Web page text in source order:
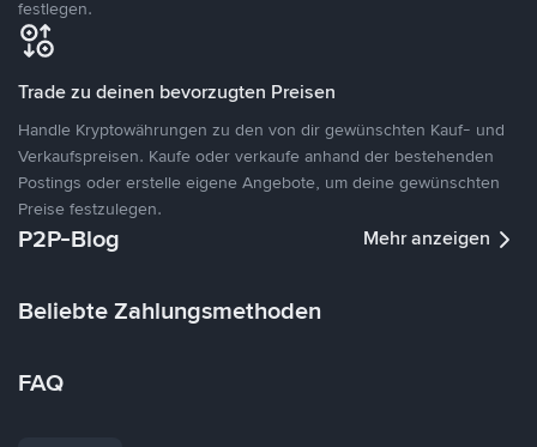
festlegen.
Trade zu deinen bevorzugten Preisen
Handle Kryptowährungen zu den von dir gewünschten Kauf- und
Verkaufspreisen. Kaufe oder verkaufe anhand der bestehenden
Postings oder erstelle eigene Angebote, um deine gewünschten
Preise festzulegen.
P2P-Blog Mehr anzeigen
Beliebte Zahlungsmethoden
FAQ